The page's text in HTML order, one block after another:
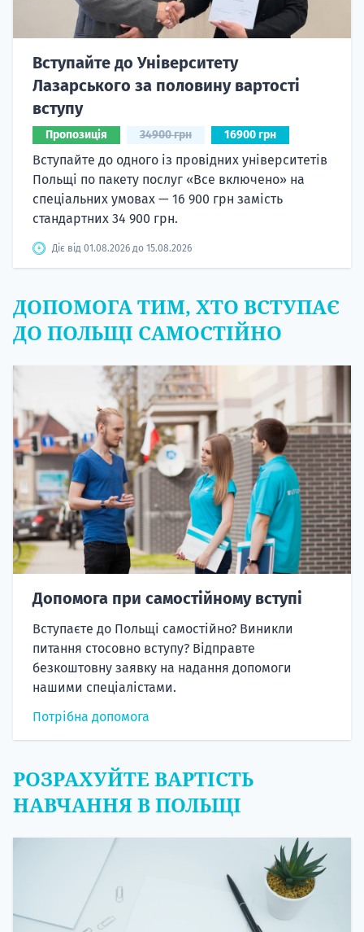
Вступайте до Університету
Лазарського за половину вартості
вступу
Пропозиція 34900 грн 16900 грн
Вступайте до одного із провідних університетів
Польщі по пакету послуг «Все включено» на
спеціальних умовах — 16 900 грн замість
стандартних 34 900 грн.
Діє від 01.08.2026 до 15.08.2026
ДОПОМОГА ТИМ, ХТО ВСТУПАЄ
ДО ПОЛЬЩІ САМОСТІЙНО
Допомога при самостійному вступі
Вступаєте до Польщі самостійно? Виникли
питання стосовно вступу? Відправте
безкоштовну заявку на надання допомоги
нашими спеціалістами.
Потрібна допомога
РОЗРАХУЙТЕ ВАРТІСТЬ
НАВЧАННЯ В ПОЛЬЩІ